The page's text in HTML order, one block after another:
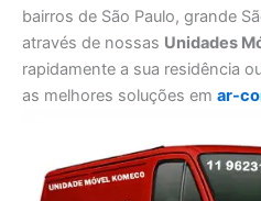
bairros de São Paulo, grande
através de nossas Unidades
rapidamente a sua residência
as melhores soluções em ar-